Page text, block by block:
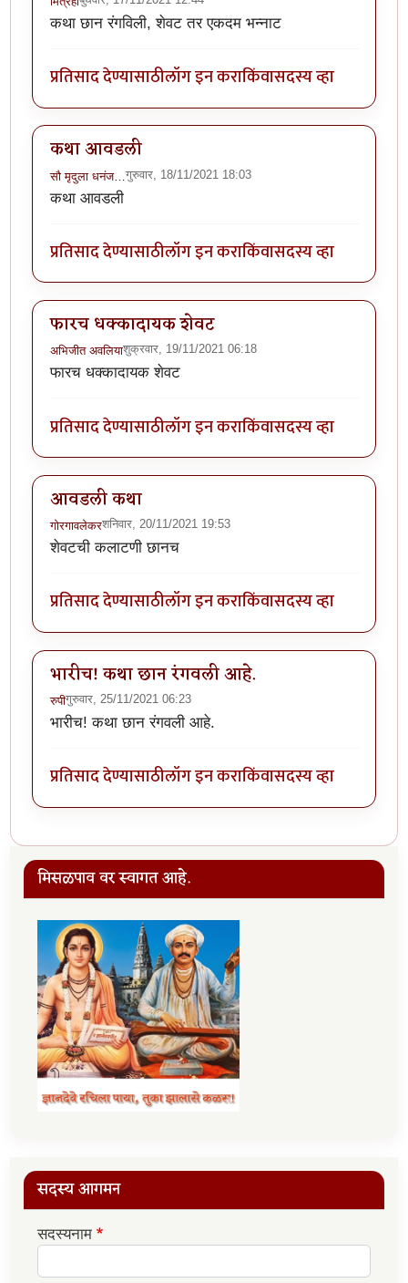
कथा छान रंगविली, शेवट तर एकदम भन्नाट
प्रतिसाद देण्यासाठीलॉग इन कराकिंवासदस्य व्हा
कथा आवडली
सौ मृदुला धनंज… गुरुवार, 18/11/2021 18:03
कथा आवडली
प्रतिसाद देण्यासाठीलॉग इन कराकिंवासदस्य व्हा
फारच धक्कादायक शेवट
अभिजीत अवलियाशुक्रवार, 19/11/2021 06:18
फारच धक्कादायक शेवट
प्रतिसाद देण्यासाठीलॉग इन कराकिंवासदस्य व्हा
आवडली कथा
गोरगावलेकरशनिवार, 20/11/2021 19:53
शेवटची कलाटणी छानच
प्रतिसाद देण्यासाठीलॉग इन कराकिंवासदस्य व्हा
भारीच! कथा छान रंगवली आहे.
रुपीगुरुवार, 25/11/2021 06:23
भारीच! कथा छान रंगवली आहे.
प्रतिसाद देण्यासाठीलॉग इन कराकिंवासदस्य व्हा
मिसळपाव वर स्वागत आहे.
सदस्य आगमन
सदस्यनाम